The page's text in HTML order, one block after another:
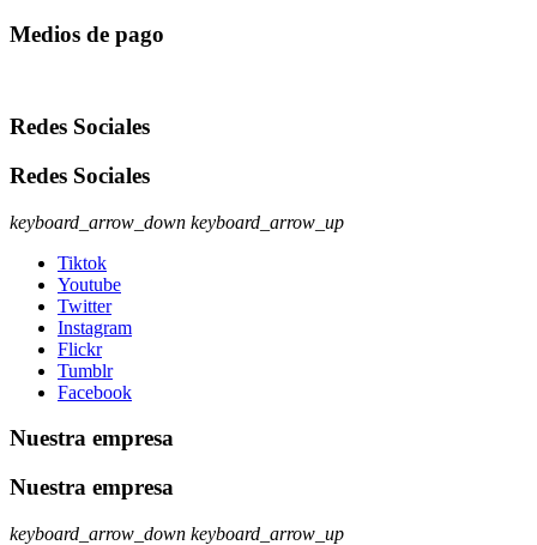
Medios de pago
Redes Sociales
Redes Sociales
keyboard_arrow_down keyboard_arrow_up
Tiktok
Youtube
Twitter
Instagram
Flickr
Tumblr
Facebook
Nuestra empresa
Nuestra empresa
keyboard_arrow_down keyboard_arrow_up